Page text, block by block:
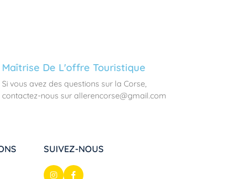
Maîtrise De L'offre Touristique
Si vous avez des questions sur la Corse,
contactez-nous sur allerencorse@gmail.com
SUIVEZ-NOUS